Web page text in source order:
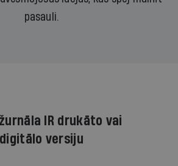
pasauli.
IR drukāto vai
digitālo versiju